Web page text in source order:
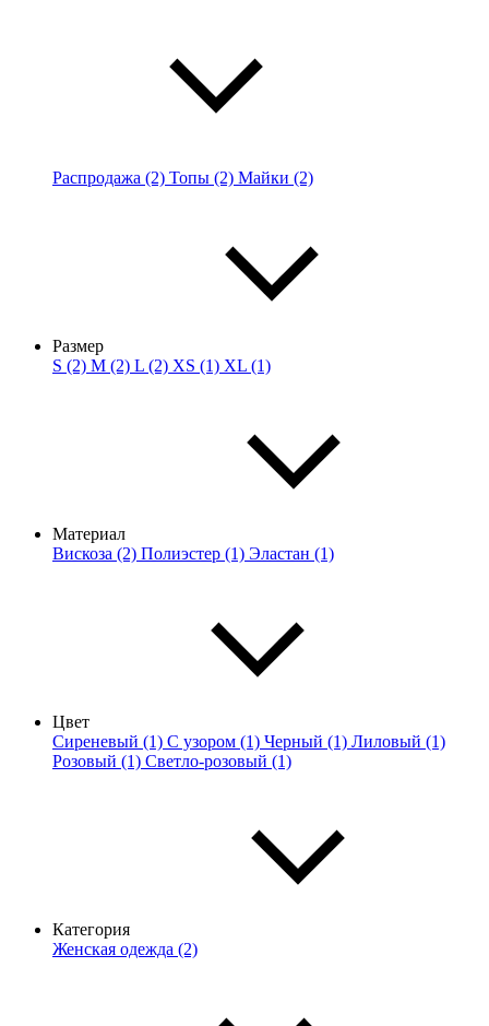
Распродажа (2) Топы (2) Майки (2)
Размер
S (2) M (2) L (2) XS (1) XL (1)
Материал
Вискоза (2) Полиэстер (1) Эластан (1)
Цвет
Сиреневый (1) С узором (1) Черный (1) Лиловый (1)
Розовый (1) Светло-розовый (1)
Категория
Женская одежда (2)